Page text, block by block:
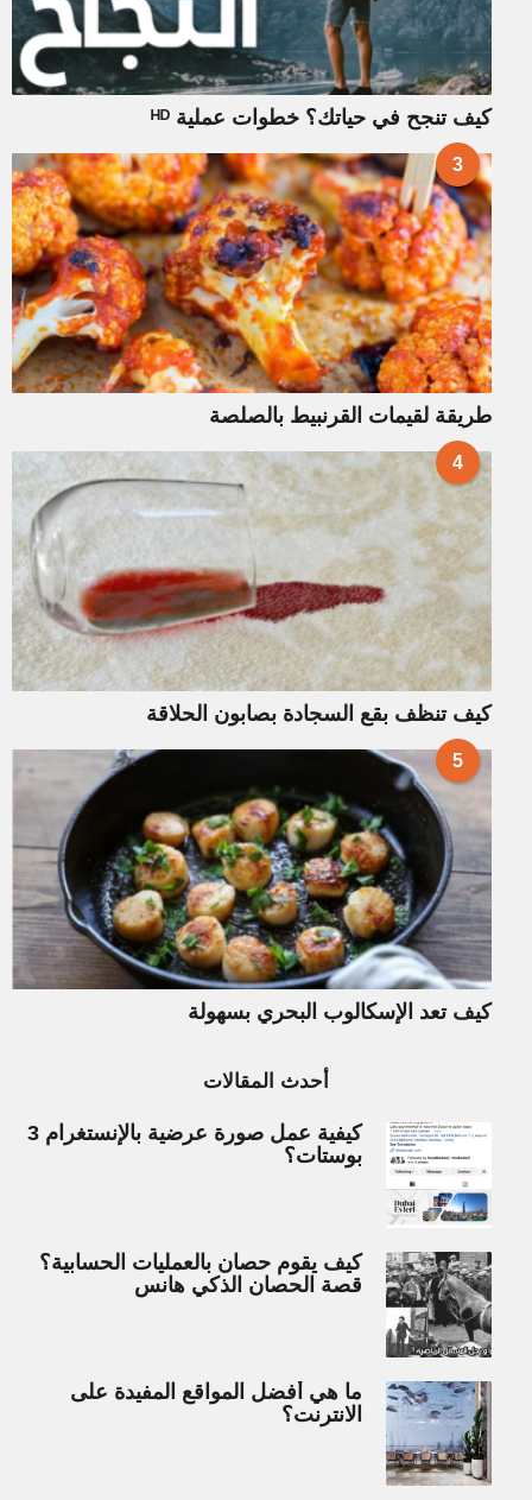
كيف تنجح في حياتك؟ خطوات عملية ᴴᴰ
3
طريقة لقيمات القرنبيط بالصلصة
4
كيف تنظف بقع السجادة بصابون الحلاقة
5
كيف تعد الإسكالوب البحري بسهولة
أحدث المقالات
كيفية عمل صورة عرضية بالإنستغرام 3
بوستات؟
كيف يقوم حصان بالعمليات الحسابية؟
قصة الحصان الذكي هانس
ما هي أفضل المواقع المفيدة على
الانترنت؟